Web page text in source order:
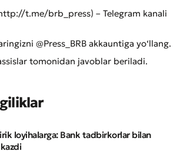
t.me/brb_press) – Telegram kanali
@Press_BRB akkauntiga yo‘llang.
tomonidan javoblar beriladi.
loyihalarga: Bank tadbirkorlar bilan